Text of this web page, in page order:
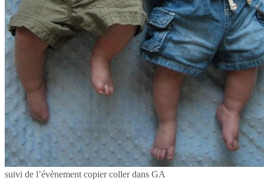
suivi de l’évènement copier coller dans GA